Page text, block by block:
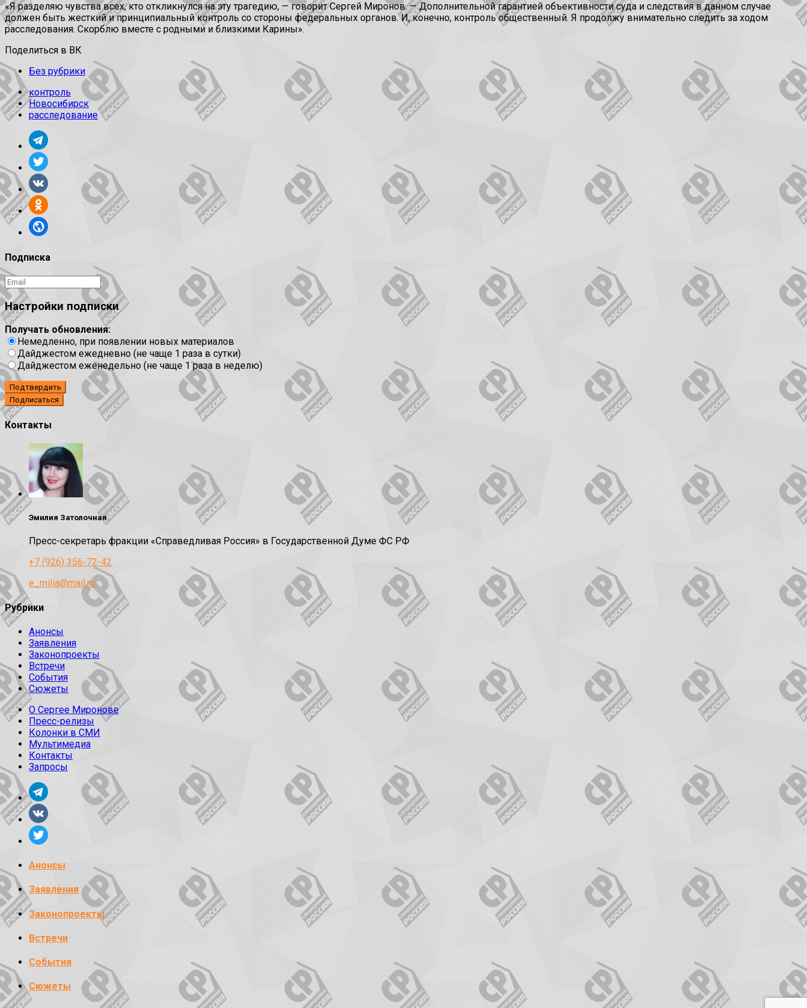
«Я разделяю чувства всех, кто откликнулся на эту трагедию, — говорит Сергей Миронов. — Дополнительной гарантией объективности суда и следствия в данном случае
должен быть жесткий и принципиальный контроль со стороны федеральных органов. И, конечно, контроль общественный. Я продолжу внимательно следить за ходом
расследования. Скорблю вместе с родными и близкими Карины».
Поделиться в ВК
Без рубрики
контроль
Новосибирск
расследование
Подписка
Настройки подписки
Получать обновления:
Немедленно, при появлении новых материалов
Дайджестом ежедневно (не чаще 1 раза в сутки)
Дайджестом еженедельно (не чаще 1 раза в неделю)
Подтвердить
Контакты
Эмилия Затолочная
Пресс-секретарь фракции «Справедливая Россия» в Государственной Думе ФС РФ
+7 (926) 356-72-42
e_milia@mail.ru
Рубрики
Анонсы
Заявления
Законопроекты
Встречи
События
Сюжеты
О Сергее Миронове
Пресс-релизы
Колонки в СМИ
Мультимедиа
Контакты
Запросы
Анонсы
Заявления
Законопроекты
Встречи
События
Сюжеты